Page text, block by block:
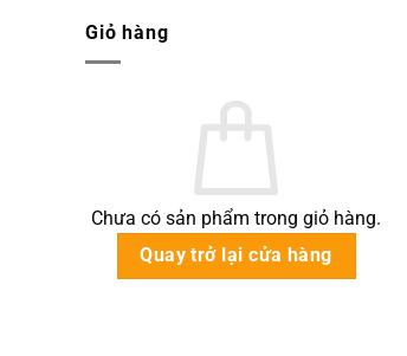
&
Thế
luận
Giỏ hàng
Chưa có sản phẩm trong giỏ hàng.
Quay trở lại cửa hàng